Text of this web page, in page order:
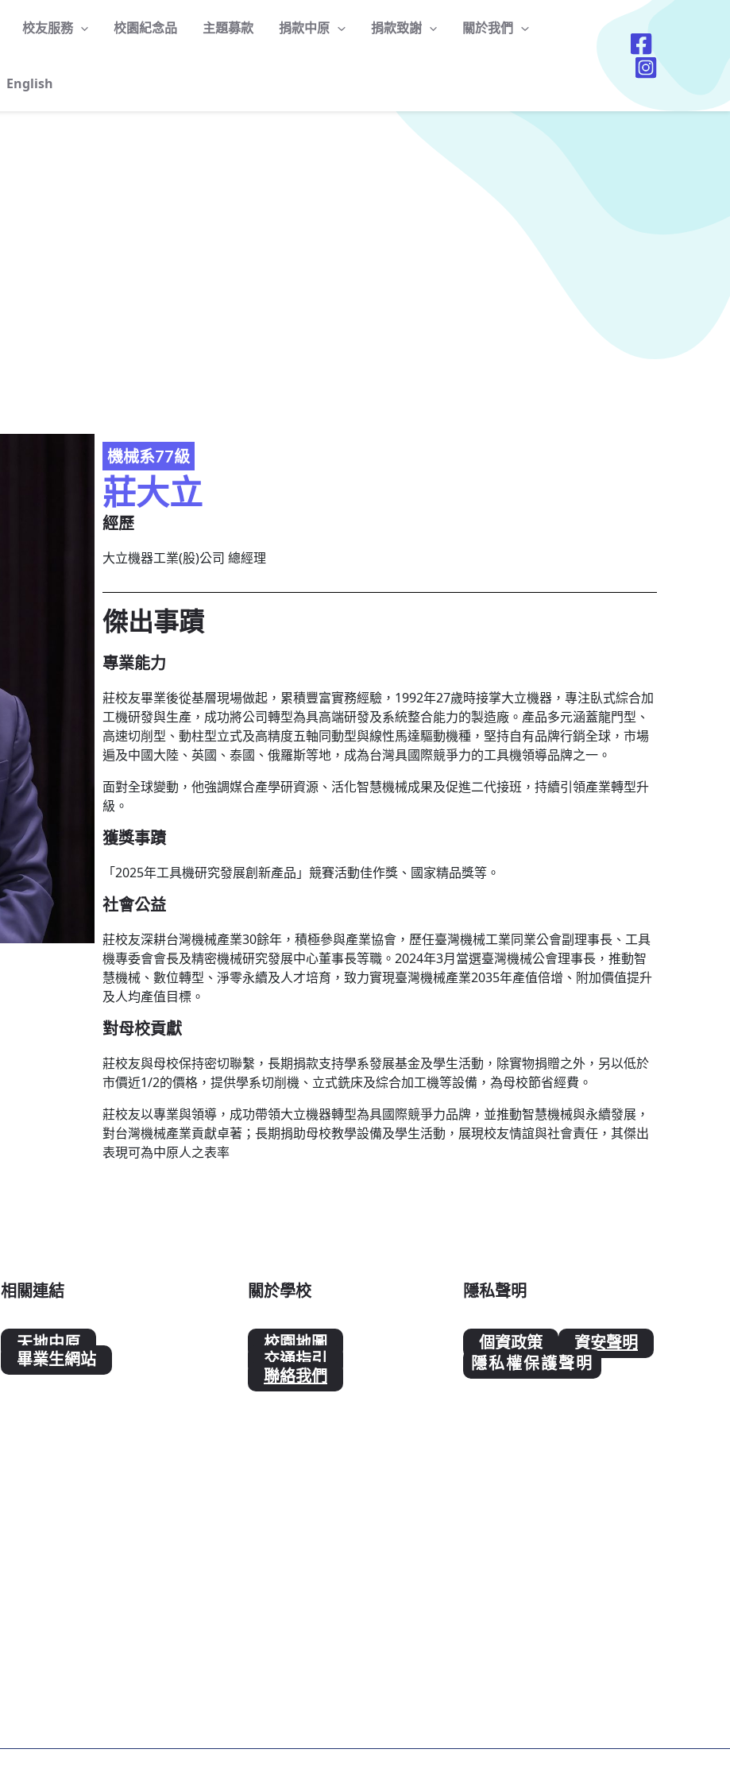
校友服務 校園紀念品 主題募款 捐款中原 捐款致謝 關於我們
English
機械系77級
莊大立
經歷
大立機器工業(股)公司 總經理
傑出事蹟
專業能力
莊校友畢業後從基層現場做起，累積豐富實務經驗，1992年27歲時接掌大立機器，專注臥式綜合加
工機研發與生產，成功將公司轉型為具高端研發及系統整合能力的製造廠。產品多元涵蓋龍門型、
高速切削型、動柱型立式及高精度五軸同動型與線性馬達驅動機種，堅持自有品牌行銷全球，市場
遍及中國大陸、英國、泰國、俄羅斯等地，成為台灣具國際競爭力的工具機領導品牌之一。
面對全球變動，他強調媒合產學研資源、活化智慧機械成果及促進二代接班，持續引領產業轉型升
級。
獲獎事蹟
「2025年工具機研究發展創新產品」競賽活動佳作獎、國家精品獎等。
社會公益
莊校友深耕台灣機械產業30餘年，積極參與產業協會，歷任臺灣機械工業同業公會副理事長、工具
機專委會會長及精密機械研究發展中心董事長等職。2024年3月當選臺灣機械公會理事長，推動智
慧機械、數位轉型、淨零永續及人才培育，致力實現臺灣機械產業2035年產值倍增、附加價值提升
及人均產值目標。
對母校貢獻
莊校友與母校保持密切聯繫，長期捐款支持學系發展基金及學生活動，除實物捐贈之外，另以低於
市價近1/2的價格，提供學系切削機、立式銑床及綜合加工機等設備，為母校節省經費。
莊校友以專業與領導，成功帶領大立機器轉型為具國際競爭力品牌，並推動智慧機械與永續發展，
對台灣機械產業貢獻卓著；長期捐助母校教學設備及學生活動，展現校友情誼與社會責任，其傑出
表現可為中原人之表率
相關連結
天地中原
畢業生網站
關於學校
校園地圖
交通指引
聯絡我們
隱私聲明
個資政策
資安聲明
隱私權保護聲明